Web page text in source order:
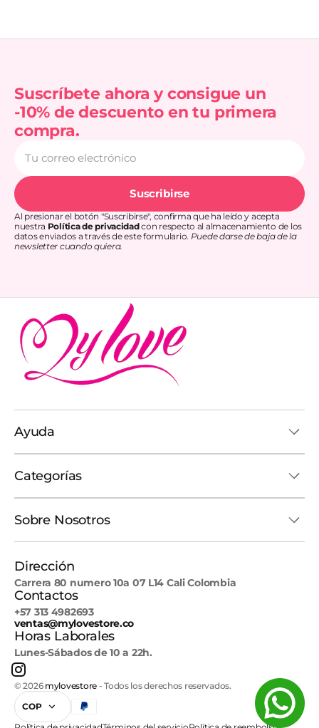
Suscríbete ahora y consigue un
-10% de descuento en tu primera
compra.
correo
electrónico
Suscribirse
Al presionar el botón "Suscribirse", confirma que ha leído y acepta
nuestra Política de privacidadcon respecto al almacenamiento de los
datos enviados a través de este formulario. Puede darse de baja de la
newsletter cuando quiera.
Ayuda
Categorías
Sobre Nosotros
Dirección
Carrera 80 numero 10a 07 L14 Cali Colombia
Contactos
+57 313 4982693
ventas@mylovestore.co
Horas Laborales
Lunes-Sábados de 10 a 22h.
Instagram
© 2026 mylovestore-Todos los derechos reservados.
COP